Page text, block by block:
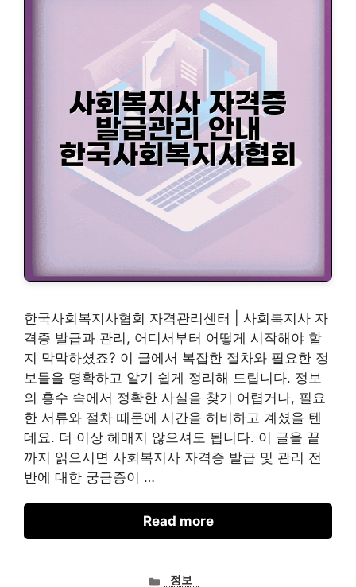
한국사회복지사협회 자격관리센터 | 사회복지사 자
격증 발급과 관리, 어디서부터 어떻게 시작해야 할
지 막막하셨죠? 이 글에서 복잡한 절차와 필요한 정
보들을 명확하고 알기 쉽게 정리해 드립니다. 정보
의 홍수 속에서 정확한 사실을 찾기 어렵거나, 필요
한 서류와 절차 때문에 시간을 허비하고 계셨을 텐
데요. 더 이상 헤매지 않으셔도 됩니다. 이 글을 끝
까지 읽으시면 사회복지사 자격증 발급 및 관리 전
반에 대한 궁금증이 …
Read more
카정보